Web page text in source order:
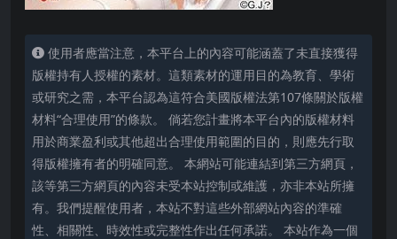
使用者應當注意，本平台上的內容可能涵蓋了未直接獲得
版權持有人授權的素材。這類素材的運用目的為教育、學術
或研究之需，本平台認為這符合美國版權法第107條關於版權
材料“合理使用”的條款。 倘若您計畫將本平台內的版權材料
用於商業盈利或其他超出合理使用範圍的目的，則應先行取
得版權擁有者的明確同意。 本網站可能連結到第三方網頁，
該等第三方網頁的內容未受本站控制或維護，亦非本站所擁
有。我們提醒使用者，本站不對這些外部網站內容的準確
性、相關性、時效性或完整性作出任何承諾。 本站作為一個